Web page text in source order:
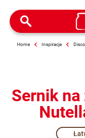
Home Inspiracje
Sernik